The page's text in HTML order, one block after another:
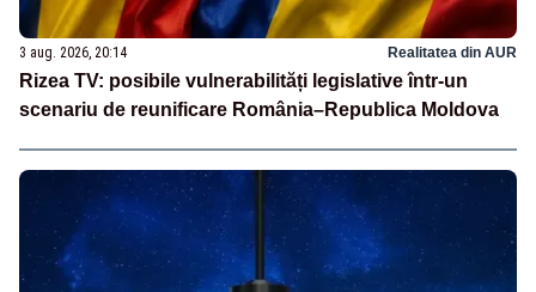
3 aug. 2026, 20:14 Realitatea din AUR
Rizea TV: posibile vulnerabilități legislative într-un
scenariu de reunificare România–Republica Moldova